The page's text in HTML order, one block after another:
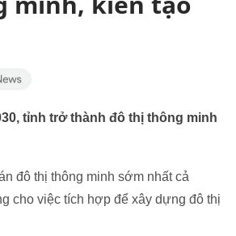
tỉnh trở thành đô thị thông minh
đô thị thông minh sớm nhất cả
cho việc tích hợp để xây dựng đô thị